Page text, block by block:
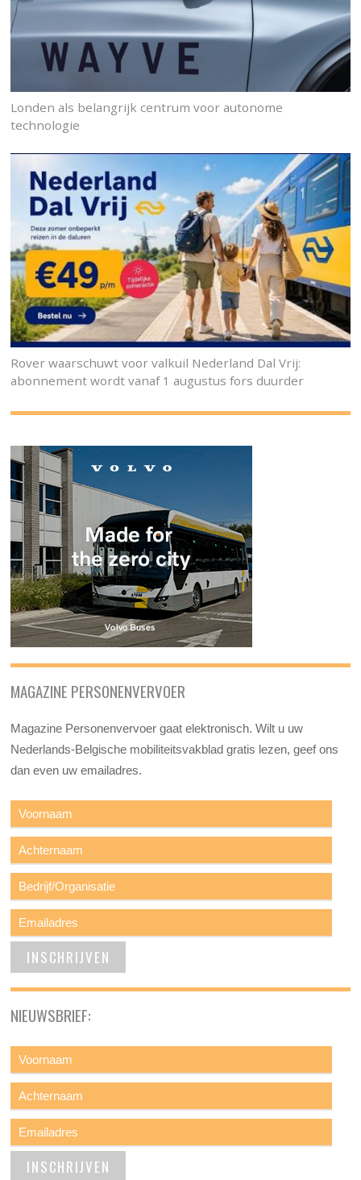
Londen als belangrijk centrum voor autonome
technologie
Rover waarschuwt voor valkuil Nederland Dal Vrij:
abonnement wordt vanaf 1 augustus fors duurder
MAGAZINE PERSONENVERVOER
Magazine Personenvervoer gaat elektronisch. Wilt u uw
Nederlands-Belgische mobiliteitsvakblad gratis lezen, geef ons
dan even uw emailadres.
NIEUWSBRIEF: